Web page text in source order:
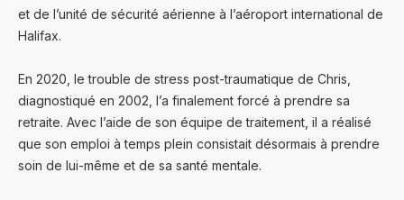
et de l’unité de sécurité aérienne à l’aéroport international de
Halifax.
En 2020, le trouble de stress post-traumatique de Chris,
diagnostiqué en 2002, l’a finalement forcé à prendre sa
retraite. Avec l’aide de son équipe de traitement, il a réalisé
que son emploi à temps plein consistait désormais à prendre
soin de lui-même et de sa santé mentale.